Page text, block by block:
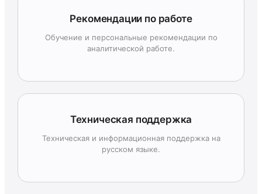
Рекомендации по работе
Обучение и персональные рекомендации по
аналитической работе.
Техническая поддержка
Техническая и информационная поддержка на
русском языке.